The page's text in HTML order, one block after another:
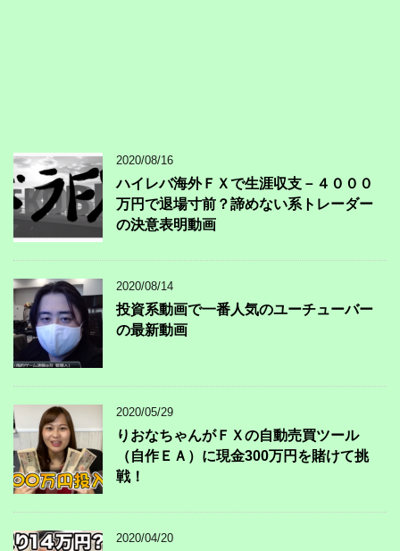
2020/08/16
ハイレバ海外ＦＸで生涯収支－４０００
万円で退場寸前？諦めない系トレーダー
の決意表明動画
2020/08/14
投資系動画で一番人気のユーチューバー
の最新動画
2020/05/29
りおなちゃんがＦＸの自動売買ツール
（自作ＥＡ）に現金300万円を賭けて挑
戦！
2020/04/20